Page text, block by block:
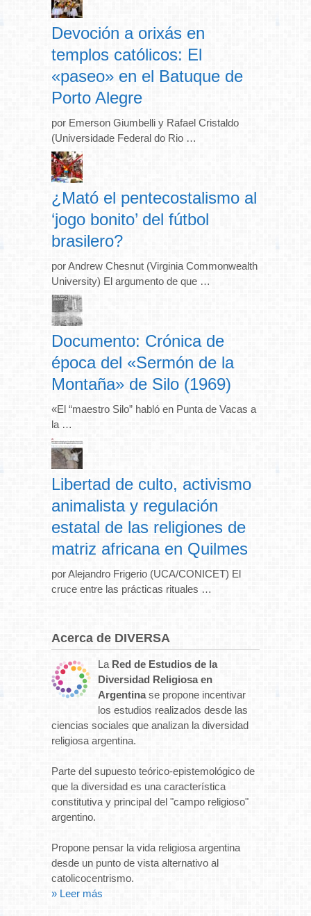
Devoción a orixás en
templos católicos: El
«paseo» en el Batuque de
Porto Alegre
por Emerson Giumbelli y Rafael Cristaldo
(Universidade Federal do Rio …
¿Mató el pentecostalismo al
‘jogo bonito’ del fútbol
brasilero?
por Andrew Chesnut (Virginia Commonwealth
University) El argumento de que …
Documento: Crónica de
época del «Sermón de la
Montaña» de Silo (1969)
«El “maestro Silo” habló en Punta de Vacas a
la …
Libertad de culto, activismo
animalista y regulación
estatal de las religiones de
matriz africana en Quilmes
por Alejandro Frigerio (UCA/CONICET) El
cruce entre las prácticas rituales …
Acerca de DIVERSA
La Red de Estudios de la
Diversidad Religiosa en
Argentinase propone incentivar
los estudios realizados desde las
ciencias sociales que analizan la diversidad
religiosa argentina.
Parte del supuesto teórico-epistemológico de
que la diversidad es una característica
constitutiva y principal del "campo religioso"
argentino.
Propone pensar la vida religiosa argentina
desde un punto de vista alternativo al
catolicocentrismo.
» Leer más